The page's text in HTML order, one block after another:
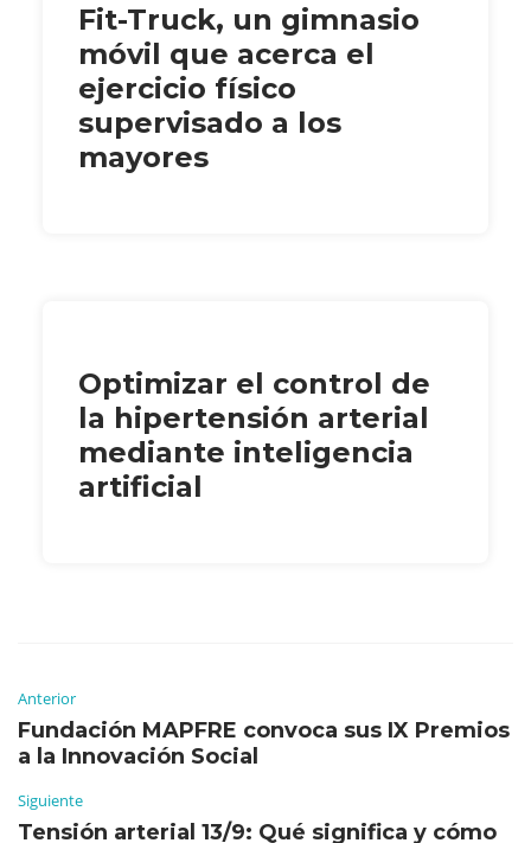
Fit-Truck, un gimnasio
móvil que acerca el
ejercicio físico
supervisado a los
mayores
Optimizar el control de
la hipertensión arterial
mediante inteligencia
artificial
Anterior
Fundación MAPFRE convoca sus IX Premios
a la Innovación Social
Siguiente
Tensión arterial 13/9: Qué significa y cómo